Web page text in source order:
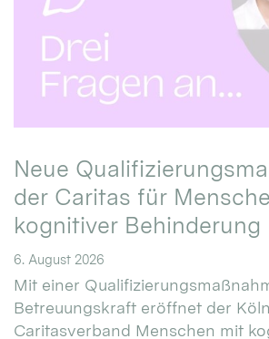
Neue
der Caritas für
kognitiver Behinderung
6. August 2026
Mit einer
Betreuungskraft eröffnet der
Caritasverband Menschen mit